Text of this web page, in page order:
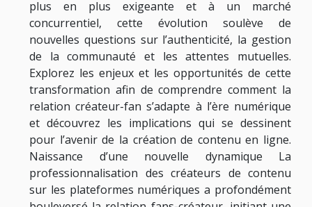
plus en plus exigeante et à un marché
concurrentiel, cette évolution soulève de
nouvelles questions sur l’authenticité, la gestion
de la communauté et les attentes mutuelles.
Explorez les enjeux et les opportunités de cette
transformation afin de comprendre comment la
relation créateur-fan s’adapte à l’ère numérique
et découvrez les implications qui se dessinent
pour l’avenir de la création de contenu en ligne.
Naissance d’une nouvelle dynamique La
professionnalisation des créateurs de contenu
sur les plateformes numériques a profondément